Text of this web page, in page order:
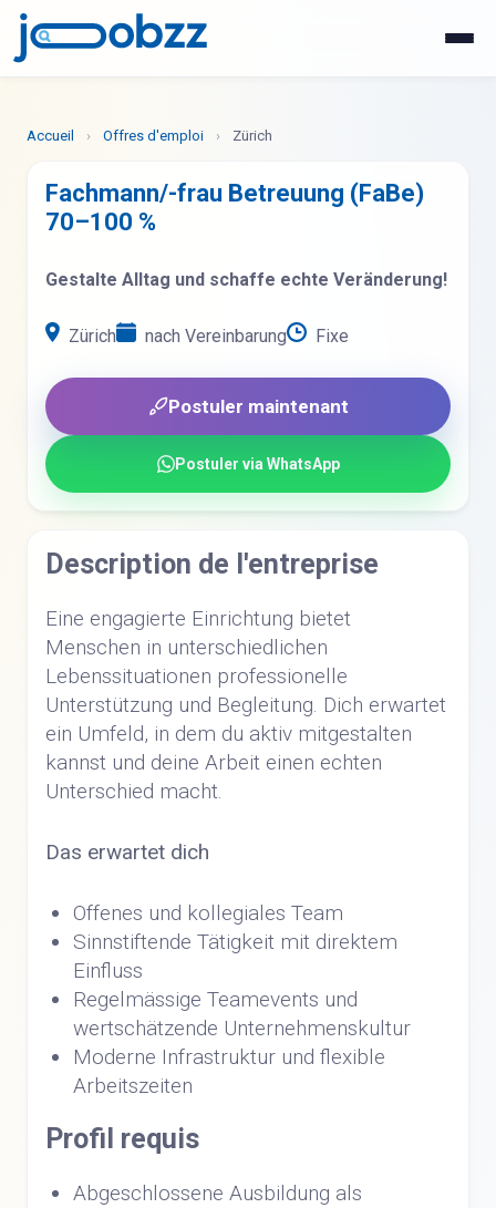
Accueil › Offres d'emploi › Zürich
Fachmann/-frau Betreuung (FaBe)
70–100 %
Gestalte Alltag und schaffe echte Veränderung!
Zürich nach Vereinbarung Fixe
Postuler maintenant
Postuler via WhatsApp
Description de l'entreprise
Eine engagierte Einrichtung bietet
Menschen in unterschiedlichen
Lebenssituationen professionelle
Unterstützung und Begleitung. Dich erwartet
ein Umfeld, in dem du aktiv mitgestalten
kannst und deine Arbeit einen echten
Unterschied macht.
Das erwartet dich
Offenes und kollegiales Team
Sinnstiftende Tätigkeit mit direktem
Einfluss
Regelmässige Teamevents und
wertschätzende Unternehmenskultur
Moderne Infrastruktur und flexible
Arbeitszeiten
Profil requis
Abgeschlossene Ausbildung als